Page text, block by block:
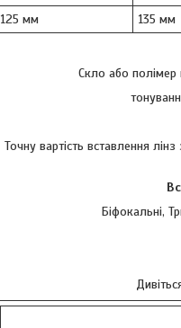
125 мм 135 мм
Скло або полімер
Точну вартість вставлення
Біфокальні,